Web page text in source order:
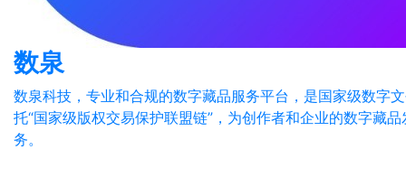
数泉
数泉科技，专业和合规的数字藏品服务平台，是国家级数字
托“国家级版权交易保护联盟链”，为创作者和企业的数字藏
务。